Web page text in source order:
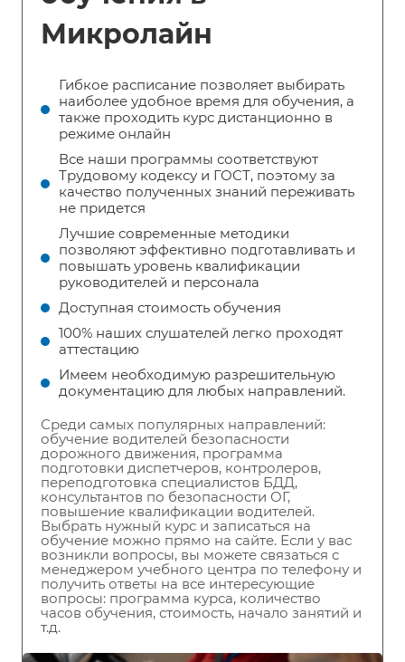
Микролайн
Гибкое расписание позволяет выбирать
наиболее удобное время для обучения, а
также проходить курс дистанционно в
режиме онлайн
Все наши программы соответствуют
Трудовому кодексу и ГОСТ, поэтому за
качество полученных знаний переживать
не придется
Лучшие современные методики
позволяют эффективно подготавливать и
повышать уровень квалификации
руководителей и персонала
Доступная стоимость обучения
100% наших слушателей легко проходят
аттестацию
Имеем необходимую разрешительную
документацию для любых направлений.
Среди самых популярных направлений:
обучение водителей безопасности
дорожного движения, программа
подготовки диспетчеров, контролеров,
переподготовка специалистов БДД,
консультантов по безопасности ОГ,
повышение квалификации водителей.
Выбрать нужный курс и записаться на
обучение можно прямо на сайте. Если у вас
возникли вопросы, вы можете связаться с
менеджером учебного центра по телефону и
получить ответы на все интересующие
вопросы: программа курса, количество
часов обучения, стоимость, начало занятий и
т.д.